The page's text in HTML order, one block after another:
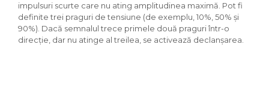
impulsuri scurte care nu ating amplitudinea maximă. Pot fi
definite trei praguri de tensiune (de exemplu, 10%, 50% și
90%). Dacă semnalul trece primele două praguri într-o
direcție, dar nu atinge al treilea, se activează declanșarea.